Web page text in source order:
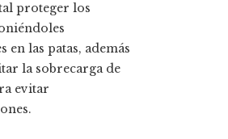
proteger los
en las patas, además
la sobrecarga de
evitar